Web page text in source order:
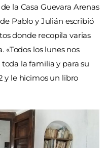
la Casa Guevara Arenas
Pablo y Julián escribió
donde recopila varias
«Todos los lunes nos
la familia y para su
y le hicimos un libro